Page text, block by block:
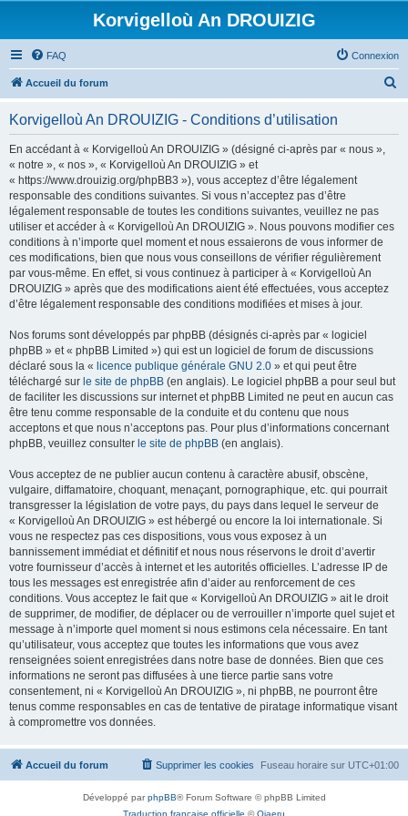
Korvigelloù An DROUIZIG
FAQ Connexion
Accueil du forum
Korvigelloù An DROUIZIG - Conditions d’utilisation
En accédant à « Korvigelloù An DROUIZIG » (désigné ci-après par « nous »,
« notre », « nos », « Korvigelloù An DROUIZIG » et
« https://www.drouizig.org/phpBB3 »), vous acceptez d’être légalement
responsable des conditions suivantes. Si vous n’acceptez pas d’être
légalement responsable de toutes les conditions suivantes, veuillez ne pas
utiliser et accéder à « Korvigelloù An DROUIZIG ». Nous pouvons modifier ces
conditions à n’importe quel moment et nous essaierons de vous informer de
ces modifications, bien que nous vous conseillons de vérifier régulièrement
par vous-même. En effet, si vous continuez à participer à « Korvigelloù An
DROUIZIG » après que des modifications aient été effectuées, vous acceptez
d’être légalement responsable des conditions modifiées et mises à jour.
Nos forums sont développés par phpBB (désignés ci-après par « logiciel
phpBB » et « phpBB Limited ») qui est un logiciel de forum de discussions
déclaré sous la « licence publique générale GNU 2.0 » et qui peut être
téléchargé sur le site de phpBB (en anglais). Le logiciel phpBB a pour seul but
de faciliter les discussions sur internet et phpBB Limited ne peut en aucun cas
être tenu comme responsable de la conduite et du contenu que nous
acceptons et que nous n’acceptons pas. Pour plus d’informations concernant
phpBB, veuillez consulter le site de phpBB (en anglais).
Vous acceptez de ne publier aucun contenu à caractère abusif, obscène,
vulgaire, diffamatoire, choquant, menaçant, pornographique, etc. qui pourrait
transgresser la législation de votre pays, du pays dans lequel le serveur de
« Korvigelloù An DROUIZIG » est hébergé ou encore la loi internationale. Si
vous ne respectez pas ces dispositions, vous vous exposez à un
bannissement immédiat et définitif et nous nous réservons le droit d’avertir
votre fournisseur d’accès à internet et les autorités officielles. L’adresse IP de
tous les messages est enregistrée afin d’aider au renforcement de ces
conditions. Vous acceptez le fait que « Korvigelloù An DROUIZIG » ait le droit
de supprimer, de modifier, de déplacer ou de verrouiller n’importe quel sujet et
message à n’importe quel moment si nous estimons cela nécessaire. En tant
qu’utilisateur, vous acceptez que toutes les informations que vous avez
renseignées soient enregistrées dans notre base de données. Bien que ces
informations ne seront pas diffusées à une tierce partie sans votre
consentement, ni « Korvigelloù An DROUIZIG », ni phpBB, ne pourront être
tenus comme responsables en cas de tentative de piratage informatique visant
à compromettre vos données.
Accueil du forum Fuseau horaire sur UTC+01:00
Supprimer les cookies
Développé parphpBB® Forum Software © phpBB Limited
Traduction française officielle ©Qiaeru